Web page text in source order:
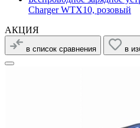
Charger WTX10, розовый
АКЦИЯ
в список сравнения в